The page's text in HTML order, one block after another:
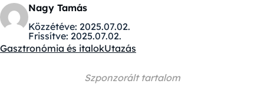
Nagy Tamás
Közzétéve: 2025.07.02.
Frissítve: 2025.07.02.
Kategóriák:
Gasztronómia és italokUtazás
Szponzorált tartalom